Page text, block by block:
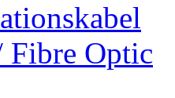
Fibre Optic